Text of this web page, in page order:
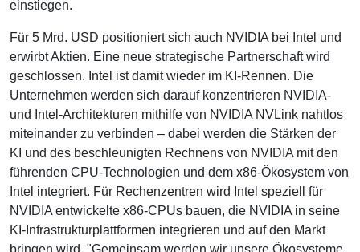
einstiegen.
Für 5 Mrd. USD positioniert sich auch NVIDIA bei Intel und
erwirbt Aktien. Eine neue strategische Partnerschaft wird
geschlossen. Intel ist damit wieder im KI-Rennen. Die
Unternehmen werden sich darauf konzentrieren NVIDIA-
und Intel-Architekturen mithilfe von NVIDIA NVLink nahtlos
miteinander zu verbinden – dabei werden die Stärken der
KI und des beschleunigten Rechnens von NVIDIA mit den
führenden CPU-Technologien und dem x86-Ökosystem von
Intel integriert. Für Rechenzentren wird Intel speziell für
NVIDIA entwickelte x86-CPUs bauen, die NVIDIA in seine
KI-Infrastrukturplattformen integrieren und auf den Markt
bringen wird. "Gemeinsam werden wir unsere Ökosysteme